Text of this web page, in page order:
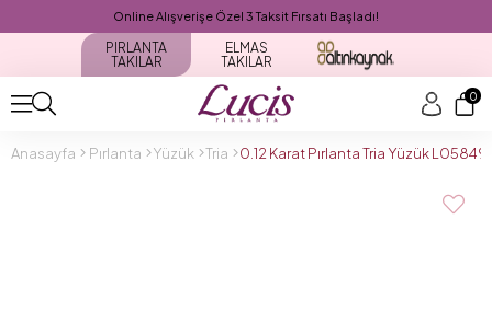
Online Alışverişe Özel 3 Taksit Fırsatı Başladı!
PIRLANTA
TAKILAR
ELMAS
TAKILAR
0
Anasayfa Pırlanta Yüzük Tria 0.12 Karat Pırlanta Tria Yüzük